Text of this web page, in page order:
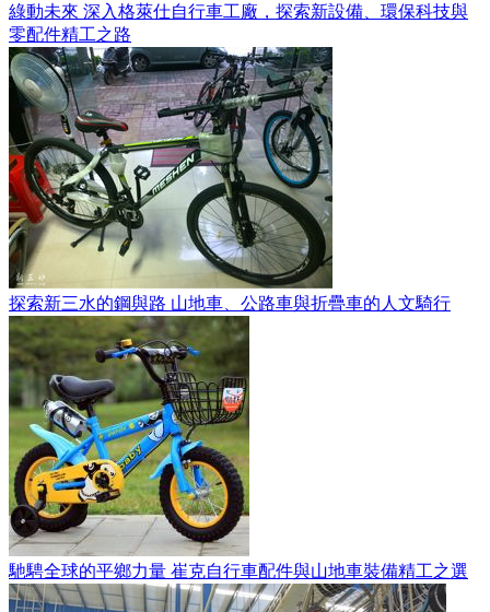
綠動未來 深入格萊仕自行車工廠，探索新設備、環保科技與
零配件精工之路
探索新三水的鋼與路 山地車、公路車與折疊車的人文騎行
馳騁全球的平鄉力量 崔克自行車配件與山地車裝備精工之選